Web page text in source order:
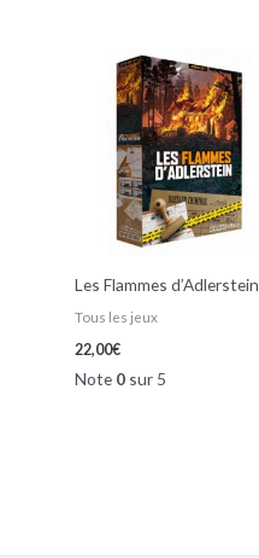
Les Flammes d’Adlerstein
Tous les jeux
22,00€
Note 0 sur 5